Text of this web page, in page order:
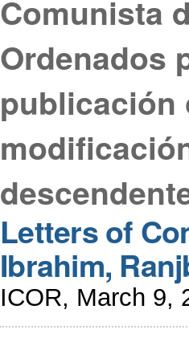
Comunista
Ordenados
publicación
Letters of
Ibrahim,
ICOR, March 9,